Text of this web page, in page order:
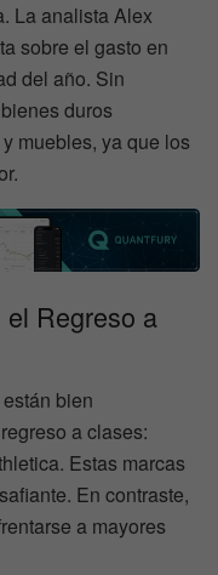
La analista Alex
sobre el gasto en
del año. Sin
duros
muebles, ya que los
Regreso a
bien
a clases:
Estas marcas
En contraste,
a mayores